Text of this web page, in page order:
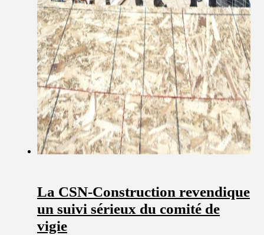
La CSN-Construction revendique
un suivi sérieux du comité de
vigie